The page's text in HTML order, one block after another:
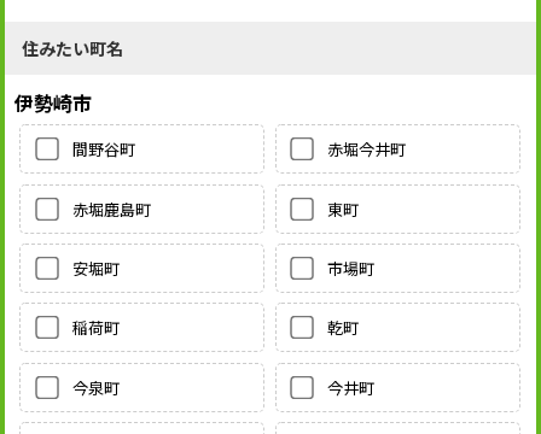
住みたい町名
伊勢崎市
間野谷町 赤堀今井町
赤堀鹿島町 東町
安堀町 市場町
稲荷町 乾町
今泉町 今井町